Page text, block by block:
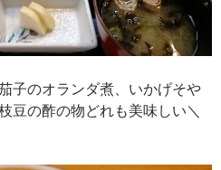
子のオランダ煮、いかげそや
豆の酢の物どれも美味しい＼